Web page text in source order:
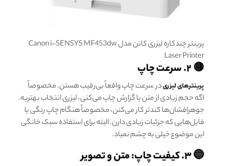
پرینتر چندکاره لیزری کانن مدل Canon i-SENSYS MF453dw
Laser Printer
🟡 ۲. سرعت چاپ
پرینترهای لیزریدر سرعت چاپ واقعاً بی‌رقیب‌ هستن. مخصوصاً
اگه حجم زیادی از متن یا گزارش چاپ می‌کنی، لیزری انتخاب بهتریه.
جوهرافشان‌ها کندتر کار می‌کنن، مخصوصاً هنگام چاپ رنگی یا
فایل‌هایی که جزئیات زیادی دارن. البته برای استفاده سبک خانگی
این موضوع خیلی به چشم نمیاد.
🔵 ۳. کیفیت چاپ: متن و تصویر